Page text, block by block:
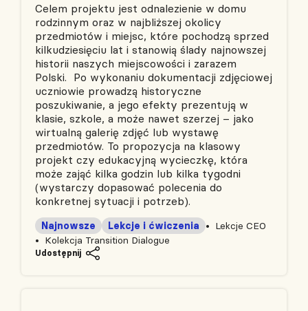
Celem projektu jest odnalezienie w domu
rodzinnym oraz w najbliższej okolicy
przedmiotów i miejsc, które pochodzą sprzed
kilkudziesięciu lat i stanowią ślady najnowszej
historii naszych miejscowości i zarazem
Polski. Po wykonaniu dokumentacji zdjęciowej
uczniowie prowadzą historyczne
poszukiwanie, a jego efekty prezentują w
klasie, szkole, a może nawet szerzej – jako
wirtualną galerię zdjęć lub wystawę
przedmiotów. To propozycja na klasowy
projekt czy edukacyjną wycieczkę, która
może zająć kilka godzin lub kilka tygodni
(wystarczy dopasować polecenia do
konkretnej sytuacji i potrzeb).
Lekcje CEO
Najnowsze
Lekcje i ćwiczenia
Kolekcja Transition Dialogue
Udostępnij